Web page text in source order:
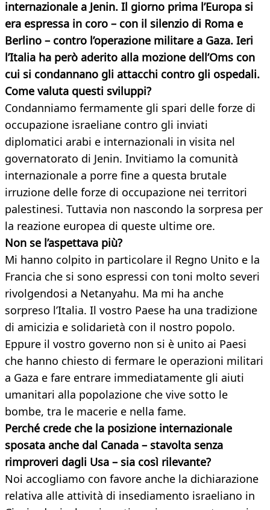
internazionale a Jenin. Il giorno prima l’Europa si
era espressa in coro – con il silenzio di Roma e
Berlino – contro l’operazione militare a Gaza. Ieri
l’Italia ha però aderito alla mozione dell’Oms con
cui si condannano gli attacchi contro gli ospedali.
Come valuta questi sviluppi?
Condanniamo fermamente gli spari delle forze di
occupazione israeliane contro gli inviati
diplomatici arabi e internazionali in visita nel
governatorato di Jenin. Invitiamo la comunità
internazionale a porre fine a questa brutale
irruzione delle forze di occupazione nei territori
palestinesi. Tuttavia non nascondo la sorpresa per
la reazione europea di queste ultime ore.
Non se l’aspettava più?
Mi hanno colpito in particolare il Regno Unito e la
Francia che si sono espressi con toni molto severi
rivolgendosi a Netanyahu. Ma mi ha anche
sorpreso l’Italia. Il vostro Paese ha una tradizione
di amicizia e solidarietà con il nostro popolo.
Eppure il vostro governo non si è unito ai Paesi
che hanno chiesto di fermare le operazioni militari
a Gaza e fare entrare immediatamente gli aiuti
umanitari alla popolazione che vive sotto le
bombe, tra le macerie e nella fame.
Perché crede che la posizione internazionale
sposata anche dal Canada – stavolta senza
rimproveri dagli Usa – sia così rilevante?
Noi accogliamo con favore anche la dichiarazione
relativa alle attività di insediamento israeliano in